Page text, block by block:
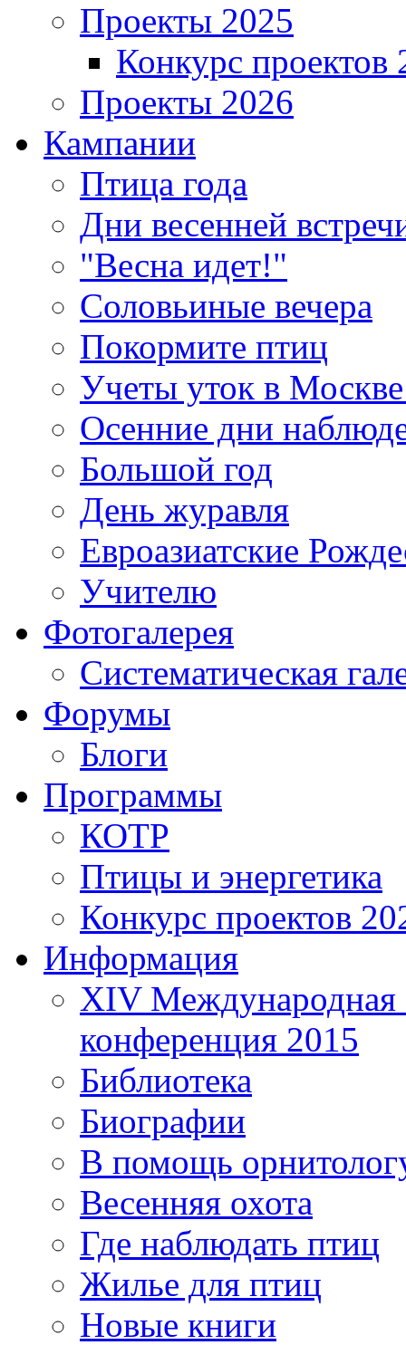
Проекты 2025
Конкурс проектов
Проекты 2026
Кампании
Птица года
Дни весенней
"Весна идет!"
Соловьиные вечера
Покормите птиц
Учеты уток в
Осенние дни
Большой год
День журавля
Евроазиатские
Учителю
Фотогалерея
Систематическая
Форумы
Блоги
Программы
КОТР
Птицы и энергетика
Конкурс проектов
Информация
XIV Международная
конференция 2015
Библиотека
Биографии
В помощь
Весенняя охота
Где наблюдать птиц
Жилье для птиц
Новые книги